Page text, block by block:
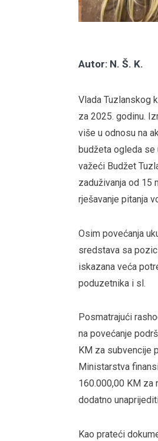
Autor: N. Š. K.
Vlada Tuzlanskog
za 2025. godinu.
više u odnosu na
budžeta ogleda se
važeći Budžet
zaduživanja od 15
rješavanje pitanja
Osim povećanja
sredstava sa
iskazana veća
poduzetnika i sl.
Posmatrajući
na povećanje
KM za subvencije
Ministarstva
160.000,00 KM za
dodatno
Kao prateći